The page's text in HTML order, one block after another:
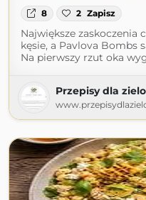
8 2 Zapisz
Największe zaskoczenia
kęsie, a Pavlova Bombs
Na pierwszy rzut oka
Przepisy dla